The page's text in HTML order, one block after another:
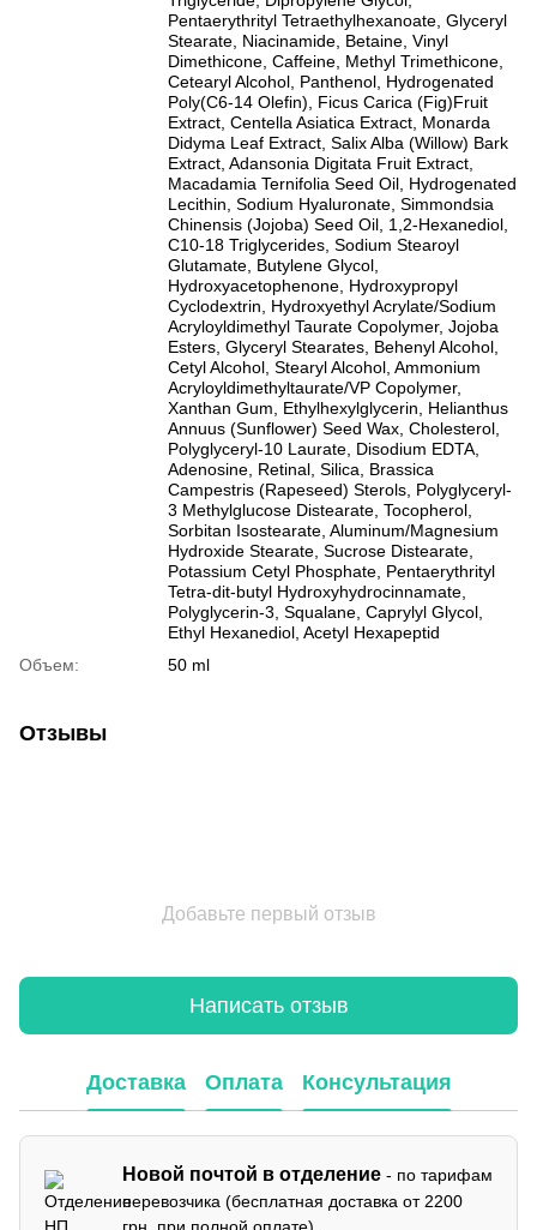
Pentaerythrityl Tetraethylhexanoate, Glyceryl
Stearate, Niacinamide, Betaine, Vinyl
Dimethicone, Caffeine, Methyl Trimethicone,
Cetearyl Alcohol, Panthenol, Hydrogenated
Poly(C6-14 Olefin), Ficus Carica (Fig)Fruit
Extract, Centella Asiatica Extract, Monarda
Didyma Leaf Extract, Salix Alba (Willow) Bark
Extract, Adansonia Digitata Fruit Extract,
Macadamia Ternifolia Seed Oil, Hydrogenated
Lecithin, Sodium Hyaluronate, Simmondsia
Chinensis (Jojoba) Seed Oil, 1,2-Hexanediol,
C10-18 Triglycerides, Sodium Stearoyl
Glutamate, Butylene Glycol,
Hydroxyacetophenone, Hydroxypropyl
Cyclodextrin, Hydroxyethyl Acrylate/Sodium
Acryloyldimethyl Taurate Copolymer, Jojoba
Esters, Glyceryl Stearates, Behenyl Alcohol,
Cetyl Alcohol, Stearyl Alcohol, Ammonium
Acryloyldimethyltaurate/VP Copolymer,
Xanthan Gum, Ethylhexylglycerin, Helianthus
Annuus (Sunflower) Seed Wax, Cholesterol,
Polyglyceryl-10 Laurate, Disodium EDTA,
Adenosine, Retinal, Silica, Brassica
Campestris (Rapeseed) Sterols, Polyglyceryl-
3 Methylglucose Distearate, Tocopherol,
Sorbitan Isostearate, Aluminum/Magnesium
Hydroxide Stearate, Sucrose Distearate,
Potassium Cetyl Phosphate, Pentaerythrityl
Tetra-dit-butyl Hydroxyhydrocinnamate,
Polyglycerin-3, Squalane, Caprylyl Glycol,
Ethyl Hexanediol, Acetyl Hexapeptid
Объем:
50 ml
Отзывы
Добавьте первый отзыв
Написать отзыв
Доставка Оплата Консультация
Новой почтой в отделение - по тарифам
перевозчика (бесплатная доставка от 2200